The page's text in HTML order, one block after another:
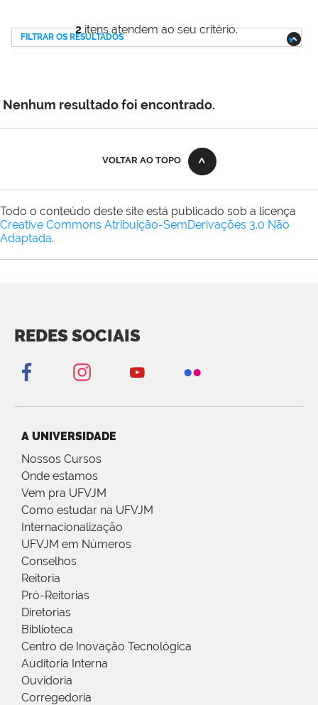
2itens atendem ao seu critério.
FILTRAR OS RESULTADOS
Nenhum resultado foi encontrado.
VOLTAR AO TOPO
Todo o conteúdo deste site está publicado sob a licença
Creative Commons Atribuição-SemDerivações 3.0 Não
Adaptada.
REDES SOCIAIS
A UNIVERSIDADE
Nossos Cursos
Onde estamos
Vem pra UFVJM
Como estudar na UFVJM
Internacionalização
UFVJM em Números
Conselhos
Reitoria
Pró-Reitorias
Diretorias
Biblioteca
Centro de Inovação Tecnológica
Auditoria Interna
Ouvidoria
Corregedoria